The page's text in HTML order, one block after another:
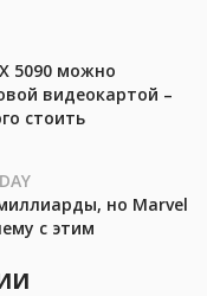
5090 можно
видеокартой –
стоить
но Marvel
с этим